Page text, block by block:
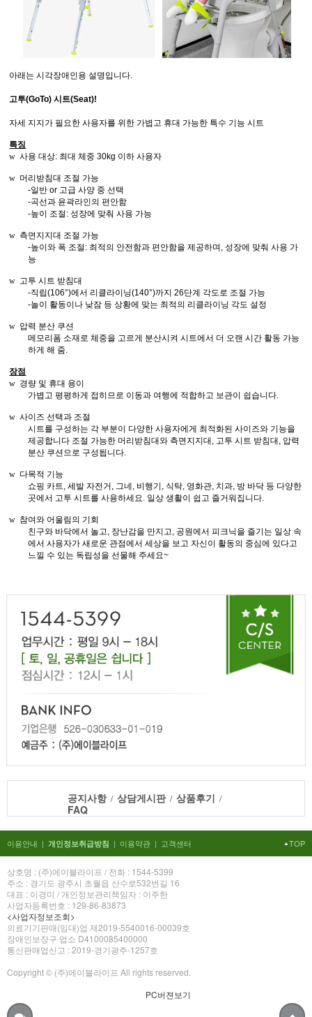
아래는 시각장애인용 설명입니다.
고투(GoTo) 시트(Seat)!
자세 지지가 필요한 사용자를 위한 가볍고 휴대 가능한 특수 기능 시트
특징
w 사용 대상: 최대 체중 30kg 이하 사용자
w 머리받침대 조절 가능
-일반 or 고급 사양 중 선택
-곡선과 윤곽라인의 편안함
-높이 조절 : 성장에 맞춰 사용 가능
w 측면지지대 조절 가능
-높이와 폭 조절 : 최적의 안전함과 편안함을 제공하며 , 성장에 맞춰 사용 가
능
w 고투 시트 받침대
-직립(106°)에서 리클라이닝(140°)까지 26단계 각도로 조절 가능
-놀이 활동이나 낮잠 등 상황에 맞는 최적의 리클라이닝 각도 설정
w 압력 분산 쿠션
메모리폼 소재로 체중을 고르게 분산시켜 시트에서 더 오랜 시간 활동 가능
하게 해 줌.
장점
w 경량 및 휴대 용이
가볍고 평평하게 접히므로 이동과 여행에 적합하고 보관이 쉽습니다.
w 사이즈 선택과 조절
시트를 구성하는 각 부분이 다양한 사용자에게 최적화된 사이즈와 기능을
제공합니다 조절 가능한 머리받침대와 측면지지대 , 고투 시트 받침대 , 압력
분산 쿠션으로 구성됩니다.
w 다목적 기능
쇼핑 카트, 세발 자전거 , 그네 , 비행기 , 식탁, 영화관, 치과, 방 바닥 등 다양한
곳에서 고투 시트를 사용하세요. 일상 생활이 쉽고 즐거워집니다.
w 참여와 어울림의 기회
친구와 바닥에서 놀고, 장난감을 만지고, 공원에서 피크닉을 즐기는 일상 속
에서 사용자가 새로운 관점에서 세상을 보고 자신이 활동의 중심에 있다고
느낄 수 있는 독립성을 선물해 주세요~
공지사항/ 상담게시판/ 상품후기 /
FAQ
이용안내 | 개인정보취급방침 | 이용약관 | 고객센터 TOP
상호명 : (주)에이블라이프 / 전화 : 1544-5399
주소 : 경기도 광주시 초월읍 산수로532번길 16
대표 : 이경미 / 개인정보관리책임자 : 이주한
사업자등록번호 : 129-86-83873
<사업자정보조회>
의료기기판매(임대)업 제2019-5540016-00039호
장애인보장구 업소 D4100085400000
통신판매업신고 : 2019-경기광주-1257호
Copyright © (주)에이블라이프 All rights reserved.
PC버젼보기